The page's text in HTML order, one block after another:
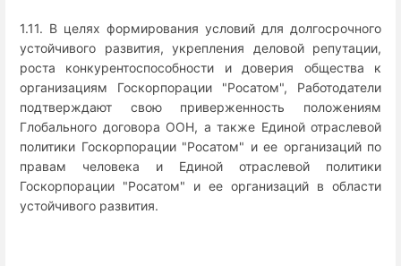
1.11. В целях формирования условий для долгосрочного
устойчивого развития, укрепления деловой репутации,
роста конкурентоспособности и доверия общества к
организациям Госкорпорации "Росатом", Работодатели
подтверждают свою приверженность положениям
Глобального договора ООН, а также Единой отраслевой
политики Госкорпорации "Росатом" и ее организаций по
правам человека и Единой отраслевой политики
Госкорпорации "Росатом" и ее организаций в области
устойчивого развития.